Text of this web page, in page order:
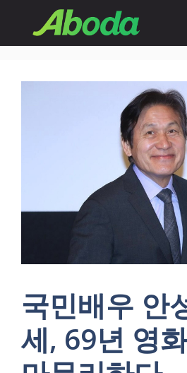
content
국민배우 안
세, 69년 영